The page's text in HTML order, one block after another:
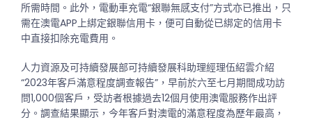
所需時間。此外，電動車充電“銀聯無感支付”方式亦已推出，只
需在澳電APP上綁定銀聯信用卡，便可自動從已綁定的信用卡
中直接扣除充電費用。
人力資源及可持續發展部可持續發展科助理經理伍紹雲介紹
“2023年客戶滿意程度調查報告”，早前於六至七月期間成功訪
問1,000個客戶，受訪者根據過去12個月使用澳電服務作出評
分。調查結果顯示，今年客戶對澳電的滿意程度為歷年最高，